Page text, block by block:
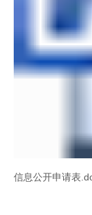
信息公开申请表